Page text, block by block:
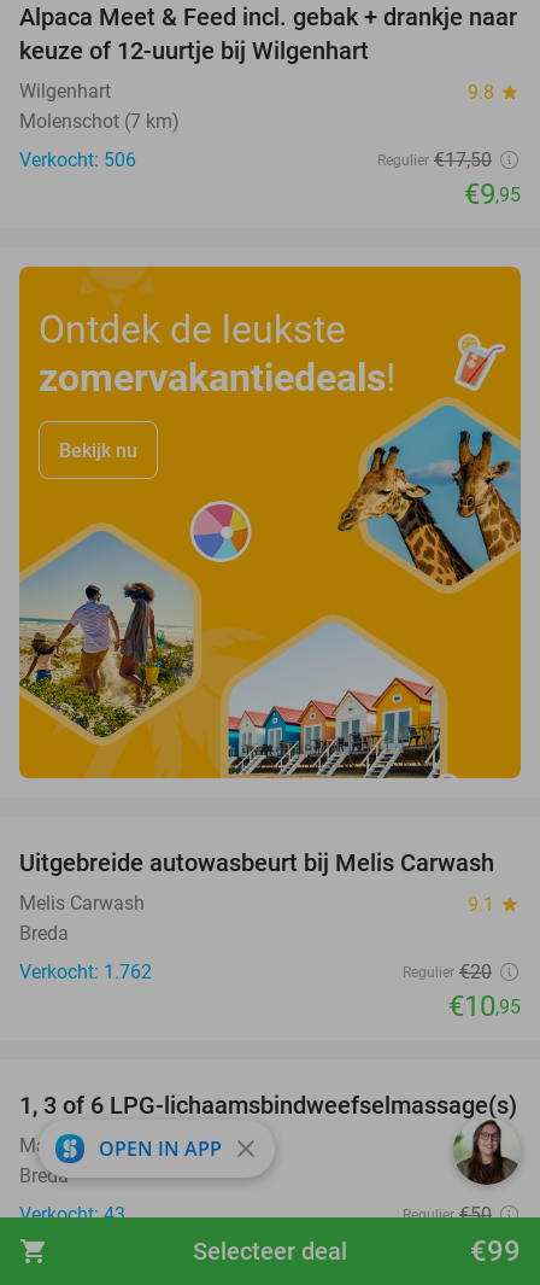
shopping_cart €99
Selecteer deal
43%
Alpaca Meet & Feed incl. gebak + drankje naar
keuze of 12-uurtje bij Wilgenhart
Wilgenhart 9.8 star
Molenschot (7 km)
Verkocht: 506
Regulier €17,50
€9,95
Ontdek de leukste
zomervakantiedeals!
Bekijk nu
45%
Uitgebreide autowasbeurt bij Melis Carwash
Melis Carwash 9.1 star
Breda
Verkocht: 1.762
Regulier €20
€10,95
40%
1, 3 of 6 LPG-lichaamsbindweefselmassage(s)
Marz Skincare 10.0star
Breda
Verkocht: 43
Regulier €50
€29,95
OPEN IN APP close